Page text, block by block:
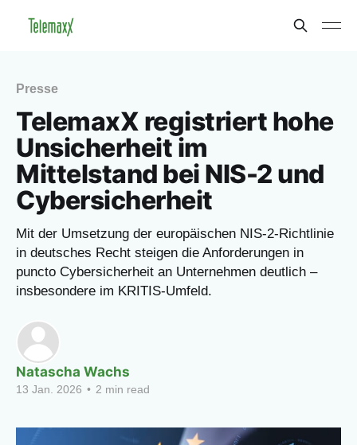
Presse
TelemaxX registriert hohe
Unsicherheit im
Mittelstand bei NIS-2 und
Cybersicherheit
Mit der Umsetzung der europäischen NIS-2-Richtlinie
in deutsches Recht steigen die Anforderungen in
puncto Cybersicherheit an Unternehmen deutlich –
insbesondere im KRITIS-Umfeld.
Natascha Wachs
13 Jan. 2026 • 2 min read